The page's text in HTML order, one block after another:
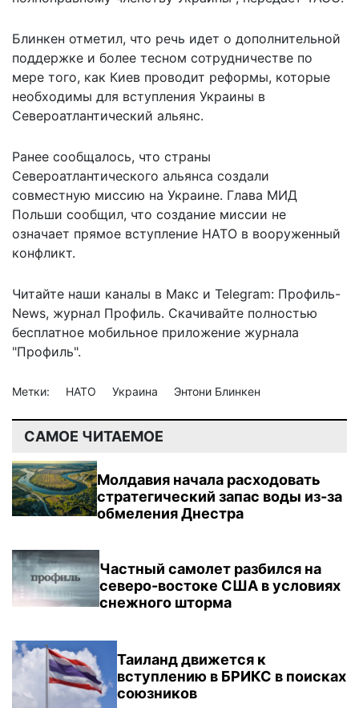
Блинкен отметил, что речь идет о дополнительной
поддержке и более тесном сотрудничестве по
мере того, как Киев проводит реформы, которые
необходимы для вступления Украины в
Североатлантический альянс.
Ранее сообщалось, что страны
Североатлантического альянса создали
совместную миссию на Украине. Глава МИД
Польши сообщил, что создание миссии не
означает прямое вступление НАТО в вооруженный
конфликт.
Читайте наши каналы в Макс и Telegram: Профиль-
News, журнал Профиль. Скачивайте полностью
бесплатное мобильное приложение журнала
"Профиль".
Метки: НАТО Украина Энтони Блинкен
САМОЕ ЧИТАЕМОЕ
Молдавия начала расходовать
стратегический запас воды из-за
обмеления Днестра
Частный самолет разбился на
северо-востоке США в условиях
снежного шторма
Таиланд движется к
вступлению в БРИКС в поисках
союзников